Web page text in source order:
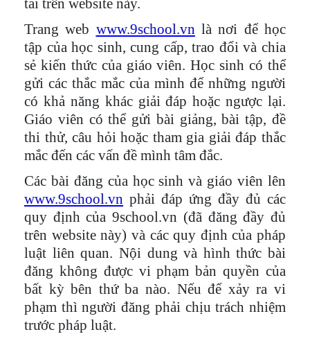
tải trên website này.
Trang web www.9school.vn là nơi để học
tập của học sinh, cung cấp, trao đổi và chia
sẻ kiến thức của giáo viên. Học sinh có thể
gửi các thắc mắc của mình để những người
có khả năng khác giải đáp hoặc ngược lại.
Giáo viên có thể gửi bài giảng, bài tập, đề
thi thử, câu hỏi hoặc tham gia giải đáp thắc
mắc đến các vấn đề mình tâm đắc.
Các bài đăng của học sinh và giáo viên lên
www.9school.vn phải đáp ứng đầy đủ các
quy định của 9school.vn (đã đăng đầy đủ
trên website này) và các quy định của pháp
luật liên quan. Nội dung và hình thức bài
đăng không được vi phạm bản quyền của
bất kỳ bên thứ ba nào. Nếu để xảy ra vi
phạm thì người đăng phải chịu trách nhiệm
trước pháp luật.